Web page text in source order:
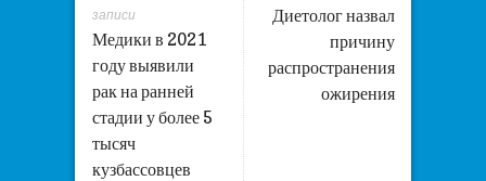
Диетолог назвал
причину
распространения
ожирения
записи
Медики в 2021
году выявили
рак на ранней
стадии у более 5
тысяч
кузбассовцев